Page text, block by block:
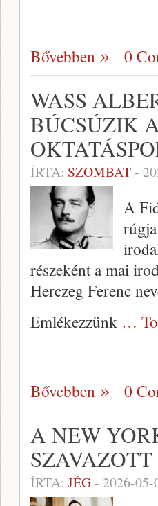
Bővebben 0
WASS
BÚCSÚZIK
ÍRTA: SZOMBAT-
A
részeként a mai
Herczeg Ferenc
Emlékezzünk …
Bővebben 0
A NEW
ÍRTA: JÉG- 2026-05-